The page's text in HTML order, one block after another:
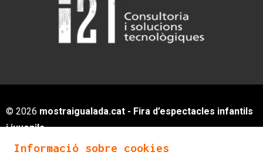
© 2026 mostraigualada.cat - Fira d’espectacles infantils
i juvenils
Servei de Cultura - Ajuntament d'Igualada
Informació sobre cookies